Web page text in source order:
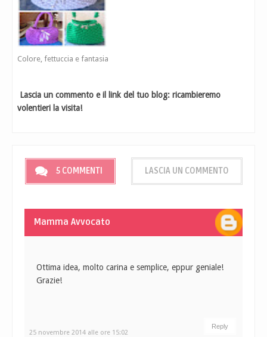
Colore, fettuccia e fantasia
Lascia un commento e il link del tuo blog: ricambieremo
volentieri la visita!
5 COMMENTI LASCIA UN COMMENTO
Mamma Avvocato
25 novembre 2014 alle ore 15:02
Ottima idea, molto carina e semplice, eppur geniale!
Grazie!
Reply